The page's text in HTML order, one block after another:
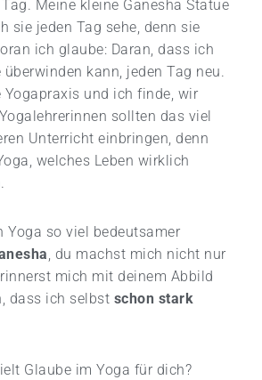
Meine kleine Ganesha Statue
sie jeden Tag sehe, denn sie
ich glaube: Daran, dass ich
kann, jeden Tag neu.
und ich finde, wir
sollten das viel
Unterricht einbringen, denn
welches Leben wirklich
Yoga so viel bedeutsamer
, du machst mich nicht nur
mich mit deinem Abbild
dass ich selbst schon stark
Glaube im Yoga für dich?